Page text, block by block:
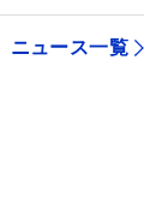
ニュース一覧